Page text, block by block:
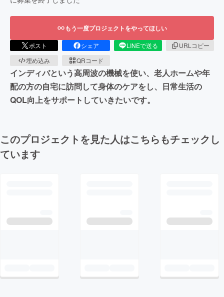
もう一度プロジェクトをやってほしい
ポスト シェア LINEで送る
URLコピー
埋め込み
QRコード
インディバという高周波の機械を使い、老人ホームや年
配の方の自宅に訪問して身体のケアをし、日常生活の
QOL向上をサポートしていきたいです。
このプロジェクトを見た人はこちらもチェックし
ています